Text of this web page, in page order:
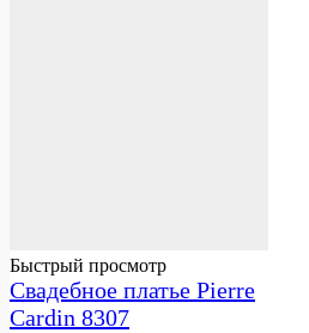
Быстрый просмотр
Свадебное платье Pierre
Cardin 8307